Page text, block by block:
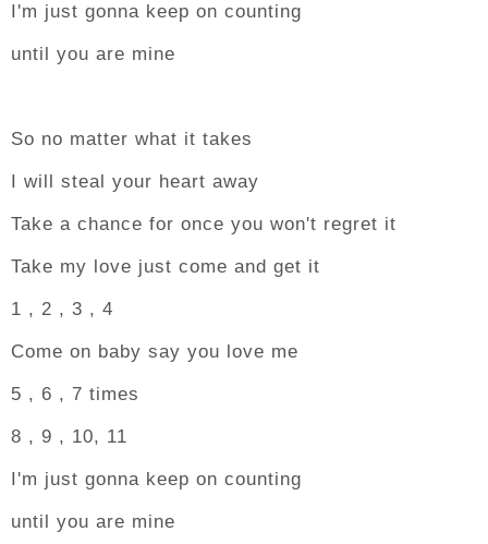
I'm just gonna keep on counting
until you are mine
So no matter what it takes
I will steal your heart away
Take a chance for once you won't regret it
Take my love just come and get it
1 , 2 , 3 , 4
Come on baby say you love me
5 , 6 , 7 times
8 , 9 , 10, 11
I'm just gonna keep on counting
until you are mine